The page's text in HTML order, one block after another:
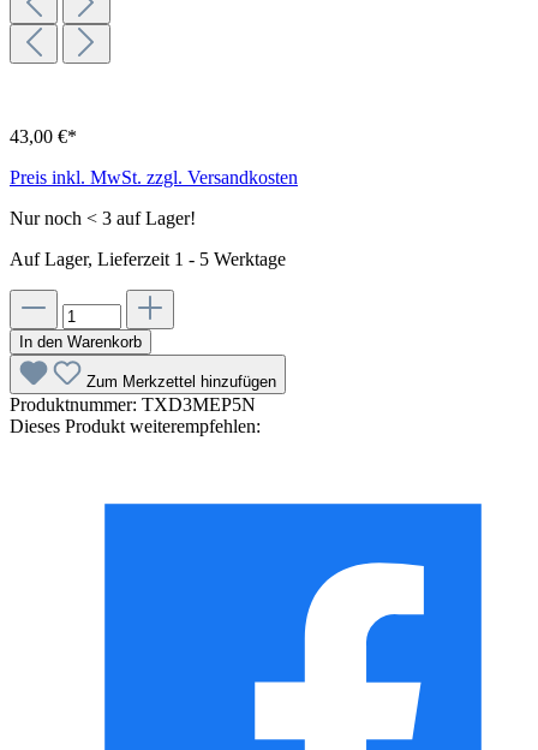
43,00 €*
Preis inkl. MwSt. zzgl. Versandkosten
Nur noch < 3 auf Lager!
Auf Lager, Lieferzeit 1 - 5 Werktage
In den Warenkorb
Zum Merkzettel hinzufügen
Produktnummer: TXD3MEP5N
Dieses Produkt weiterempfehlen: